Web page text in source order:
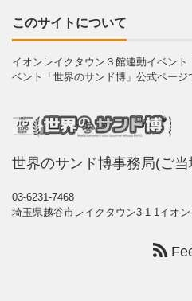
このサイトについて
イオンレイクタウン３館連動イベン
ベント「世界のサンド博」公式ページ
世界のサンド博事務局(ご
03-6231-7468
埼玉県越谷市レイクタウン3-1-1イオ